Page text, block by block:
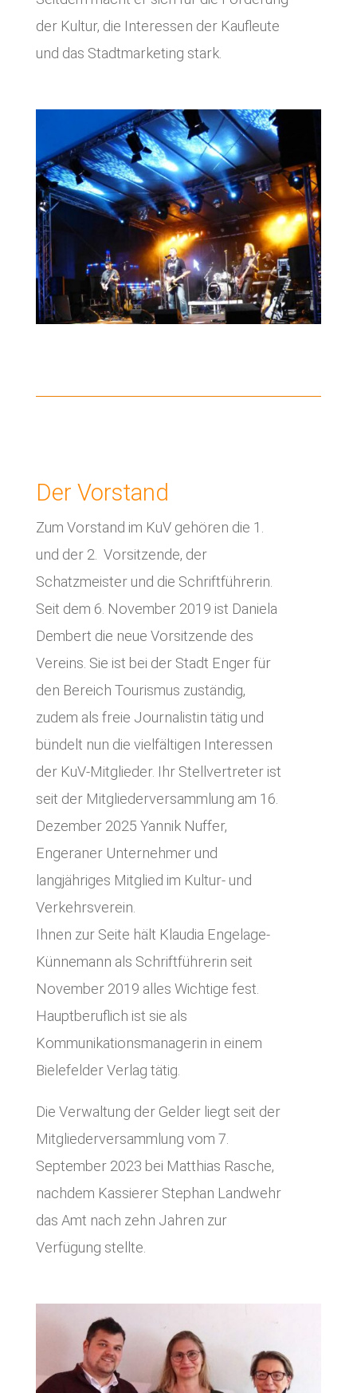
der Kultur, die Interessen der Kaufleute
und das Stadtmarketing stark.
Der Vorstand
Zum Vorstand im KuV gehören die 1.
und der 2. Vorsitzende, der
Schatzmeister und die Schriftführerin.
Seit dem 6. November 2019 ist Daniela
Dembert die neue Vorsitzende des
Vereins. Sie ist bei der Stadt Enger für
den Bereich Tourismus zuständig,
zudem als freie Journalistin tätig und
bündelt nun die vielfältigen Interessen
der KuV-Mitglieder. Ihr Stellvertreter ist
seit der Mitgliederversammlung am 16.
Dezember 2025 Yannik Nuffer,
Engeraner Unternehmer und
langjähriges Mitglied im Kultur- und
Verkehrsverein.
Ihnen zur Seite hält Klaudia Engelage-
Künnemann als Schriftführerin seit
November 2019 alles Wichtige fest.
Hauptberuflich ist sie als
Kommunikationsmanagerin in einem
Bielefelder Verlag tätig.
Die Verwaltung der Gelder liegt seit der
Mitgliederversammlung vom 7.
September 2023 bei Matthias Rasche,
nachdem Kassierer Stephan Landwehr
das Amt nach zehn Jahren zur
Verfügung stellte.